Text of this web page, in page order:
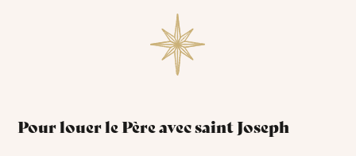
Pour louer le Père avec saint Joseph